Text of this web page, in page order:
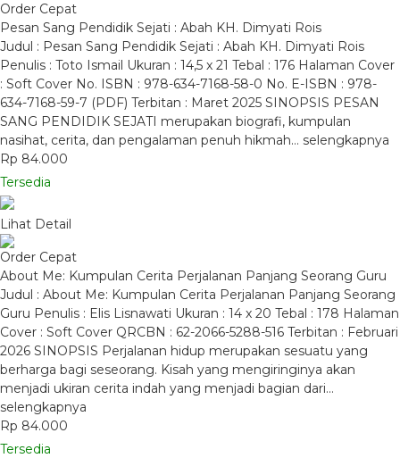
Order Cepat
Pesan Sang Pendidik Sejati : Abah KH. Dimyati Rois
Judul : Pesan Sang Pendidik Sejati : Abah KH. Dimyati Rois
Penulis : Toto Ismail Ukuran : 14,5 x 21 Tebal : 176 Halaman Cover
: Soft Cover No. ISBN : 978-634-7168-58-0 No. E-ISBN : 978-
634-7168-59-7 (PDF) Terbitan : Maret 2025 SINOPSIS PESAN
SANG PENDIDIK SEJATI merupakan biografi, kumpulan
nasihat, cerita, dan pengalaman penuh hikmah… selengkapnya
Rp 84.000
Tersedia
Lihat Detail
Order Cepat
About Me: Kumpulan Cerita Perjalanan Panjang Seorang Guru
Judul : About Me: Kumpulan Cerita Perjalanan Panjang Seorang
Guru Penulis : Elis Lisnawati Ukuran : 14 x 20 Tebal : 178 Halaman
Cover : Soft Cover QRCBN : 62-2066-5288-516 Terbitan : Februari
2026 SINOPSIS Perjalanan hidup merupakan sesuatu yang
berharga bagi seseorang. Kisah yang mengiringinya akan
menjadi ukiran cerita indah yang menjadi bagian dari…
selengkapnya
Rp 84.000
Tersedia